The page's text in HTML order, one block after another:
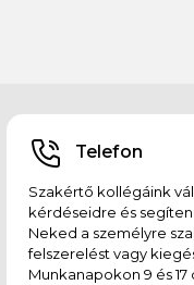
Telefon
Szakértő kollégáink
kérdéseidre és
Neked a személyre
felszerelést vagy
Munkanapokon 9 és